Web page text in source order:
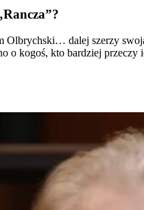
Olbrychski… dalej szerzy
kogoś, kto bardziej przeczy